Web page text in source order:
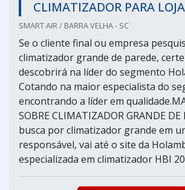
CLIMATIZADOR PARA LOJA
SMART AIR / BARRA VELHA - SC
Se o cliente final ou empresa
climatizador grande de parede,
descobrirá na líder do segmento
Cotando na maior especialista do
encontrando a líder em
SOBRE CLIMATIZADOR GRANDE DE
busca por climatizador grande em
responsável, vai até o site da
especializada em climatizador HBI 20